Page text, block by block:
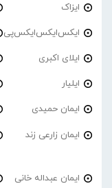
ایزاک
ایکس‌ایکس‌ایکس‌پی
ایلای اکبری
ایلیار
ایمان حمیدی
ایمان زارعی زند
ایمان عبداله خانی